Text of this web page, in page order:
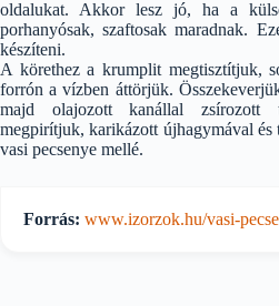
oldalukat. Akkor lesz jó, ha a
porhanyósak, szaftosak maradnak.
készíteni.
A körethez a krumplit megtisztítjuk,
forrón a vízben áttörjük.
majd olajozott kanállal zsírozott
megpirítjuk, karikázott újhagymával
vasi pecsenye mellé.
Forrás: www.izorzok.hu/vasi-